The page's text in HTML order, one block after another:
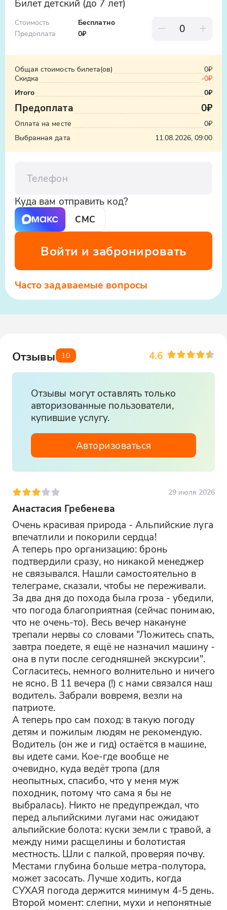
Билет детский (до 7 лет)
Стоимость
Предоплата
Бесплатно
0₽
Общая стоимость билета(ов)
0₽
Скидка
-0₽
Итого
0₽
Предоплата 0₽
Оплата на месте
0₽
Выбранная дата
11.08.2026, 09:00
Куда вам отправить код?
СМС
Войти и забронировать
Часто задаваемые вопросы
Отзывы 10 4.6
Отзывы могут оставлять только
авторизованные пользователи,
купившие услугу.
Авторизоваться
29 июля 2026
Анастасия Гребенева
Очень красивая природа - Альпийские луга
впечатлили и покорили сердца!
А теперь про организацию: бронь
подтвердили сразу, но никакой менеджер
не связывался. Нашли самостоятельно в
телеграме, сказали, чтобы не переживали.
За два дня до похода была гроза - убедили,
что погода благоприятная (сейчас понимаю,
что не очень-то). Весь вечер накануне
трепали нервы со словами "Ложитесь спать,
завтра поедете, я ещё не назначил машину -
она в пути после сегодняшней экскурсии".
Согласитесь, немного волнительно и ничего
не ясно. В 11 вечера (!) с нами связался наш
водитель. Забрали вовремя, везли на
патриоте.
А теперь про сам поход: в такую погоду
детям и пожилым людям не рекомендую.
Водитель (он же и гид) остаётся в машине,
вы идете сами. Кое-где вообще не
очевидно, куда ведёт тропа (для
неопытных, спасибо, что у меня муж
походник, потому что сама я бы не
выбралась). Никто не предупреждал, что
перед альпийскими лугами нас ожидают
альпийские болота: куски земли с травой, а
между ними расщелины и болотистая
местность. Шли с палкой, проверяя почву.
Местами глубина больше метра-полутора,
может засосать. Лучше ходить, когда
СУХАЯ погода держится минимум 4-5 день.
Второй момент: слепни, мухи и непонятные